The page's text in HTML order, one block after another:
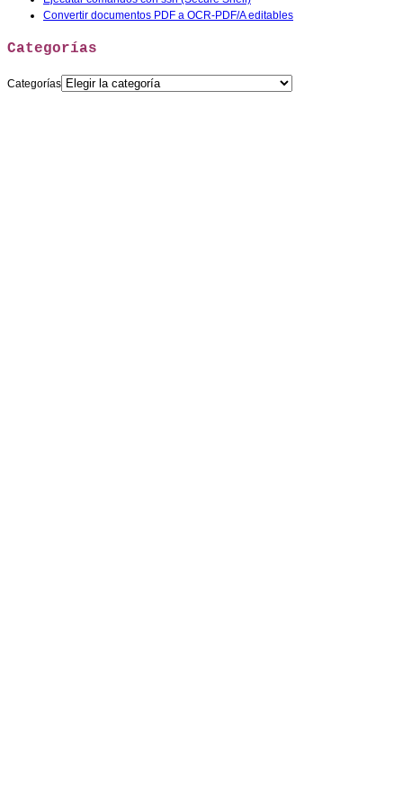
Convertir documentos PDF a OCR-PDF/A editables
Categorías
Categorías